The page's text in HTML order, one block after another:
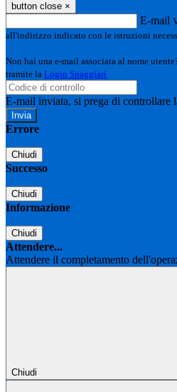
button close ×
E-mail
all'indirizzo indicato con le istruzioni
Non hai una e-mail associata al nome
tramite la Login Spaggiari
E-mail inviata, si prega di controllare
Errore
Chiudi
Successo
Chiudi
Informazione
Chiudi
Attendere...
Attendere il completamento
Chiudi